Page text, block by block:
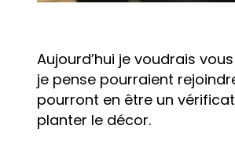
Aujourd’hui je voudrais
je pense pourraient
pourront en être un
planter le décor.